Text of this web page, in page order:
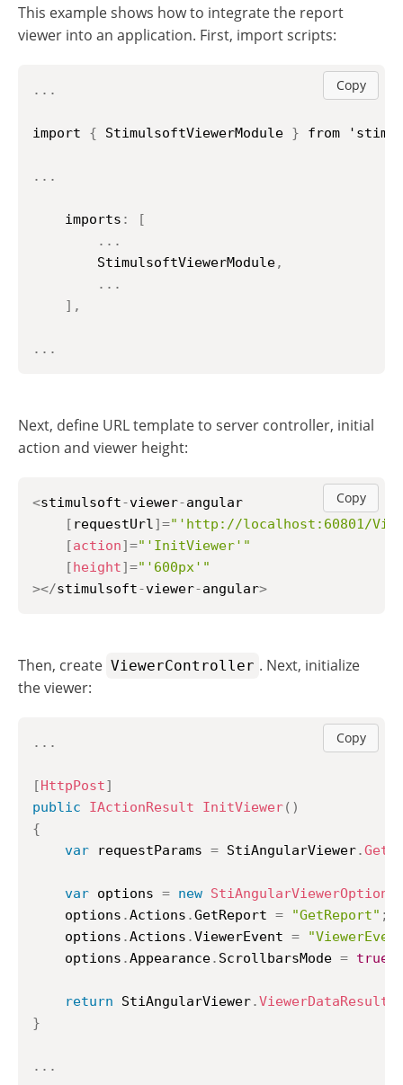
This example shows how to integrate the report
viewer into an application. First, import scripts:
Copy
.. .
import { StimulsoftViewerModule } from
.. .
	imports
:
[
.. .
		StimulsoftViewerModule
,
.. .
] ,
.. .
Next, define URL template to server controller, initial
action and viewer height:
Copy
<stimulsoft-viewer-angular
[ requestUrl]="'http://localhost:60801/
[action]="'InitViewer'"
[height]="'600px'"
></stimulsoft-viewer-angular>
Then, create ViewerController . Next, initialize
the viewer:
Copy
.. .
[HttpPost]
public
IActionResult InitViewer( )
{
var requestParams = StiAngularViewer.
var options = new StiAngularViewerOptions
	options
.Actions .GetReport = "GetReport" ;
	options
.Actions .ViewerEvent =
	options
.Appearance. ScrollbarsMode = true
return StiAngularViewer.ViewerDataResult
}
.. .